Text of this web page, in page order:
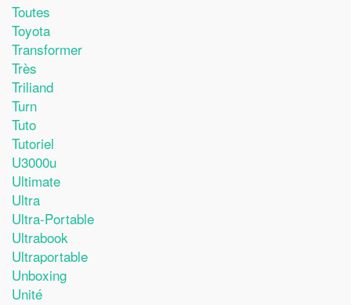
Toutes
Toyota
Transformer
Très
Triliand
Turn
Tuto
Tutoriel
U3000u
Ultimate
Ultra
Ultra-Portable
Ultrabook
Ultraportable
Unboxing
Unité